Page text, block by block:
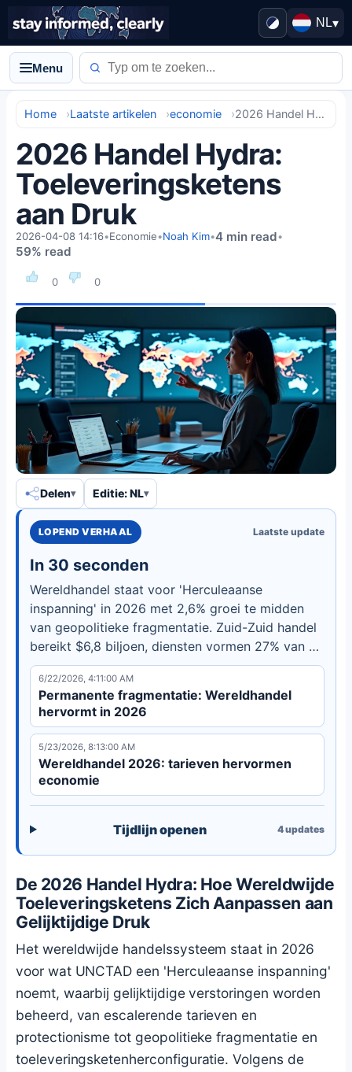
NL▾
Menu
Home Laatste artikelen economie 2026 Handel Hydra: Toeleveringsketens aan Druk
2026 Handel Hydra:
Toeleveringsketens
aan Druk
0 0
2026-04-08 14:16•Economie•Noah Kim•4 min read•
59% read
Delen Editie: NL
LOPEND VERHAAL Laatste update
In 30 seconden
Wereldhandel staat voor 'Herculeaanse
inspanning' in 2026 met 2,6% groei te midden
van geopolitieke fragmentatie. Zuid-Zuid handel
bereikt $6,8 biljoen, diensten vormen 27% van de
handel, en toeleveringsketens verschuiven naar
veerkracht. Ontdek hoe bedrijven zich
aanpassen.
6/22/2026, 4:11:00 AM
Permanente fragmentatie: Wereldhandel
hervormt in 2026
5/23/2026, 8:13:00 AM
Wereldhandel 2026: tarieven hervormen
economie
Tijdlijn openen 4updates
De 2026 Handel Hydra: Hoe Wereldwijde
Toeleveringsketens Zich Aanpassen aan
Gelijktijdige Druk
Het wereldwijde handelssysteem staat in 2026
voor wat UNCTAD een 'Herculeaanse inspanning'
noemt, waarbij gelijktijdige verstoringen worden
beheerd, van escalerende tarieven en
protectionisme tot geopolitieke fragmentatie en
toeleveringsketenherconfiguratie. Volgens de